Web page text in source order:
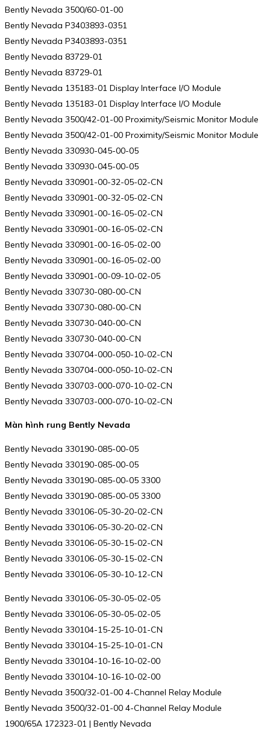
Bently Nevada 3500/60-01-00
Bently Nevada P3403893-0351
Bently Nevada P3403893-0351
Bently Nevada 83729-01
Bently Nevada 83729-01
Bently Nevada 135183-01 Display Interface I/O Module
Bently Nevada 135183-01 Display Interface I/O Module
Bently Nevada 3500/42-01-00 Proximity/Seismic Monitor Module
Bently Nevada 3500/42-01-00 Proximity/Seismic Monitor Module
Bently Nevada 330930-045-00-05
Bently Nevada 330930-045-00-05
Bently Nevada 330901-00-32-05-02-CN
Bently Nevada 330901-00-32-05-02-CN
Bently Nevada 330901-00-16-05-02-CN
Bently Nevada 330901-00-16-05-02-CN
Bently Nevada 330901-00-16-05-02-00
Bently Nevada 330901-00-16-05-02-00
Bently Nevada 330901-00-09-10-02-05
Bently Nevada 330730-080-00-CN
Bently Nevada 330730-080-00-CN
Bently Nevada 330730-040-00-CN
Bently Nevada 330730-040-00-CN
Bently Nevada 330704-000-050-10-02-CN
Bently Nevada 330704-000-050-10-02-CN
Bently Nevada 330703-000-070-10-02-CN
Bently Nevada 330703-000-070-10-02-CN
Màn hình rung Bently Nevada
Bently Nevada 330190-085-00-05
Bently Nevada 330190-085-00-05
Bently Nevada 330190-085-00-05 3300
Bently Nevada 330190-085-00-05 3300
Bently Nevada 330106-05-30-20-02-CN
Bently Nevada 330106-05-30-20-02-CN
Bently Nevada 330106-05-30-15-02-CN
Bently Nevada 330106-05-30-15-02-CN
Bently Nevada 330106-05-30-10-12-CN
Bently Nevada 330106-05-30-05-02-05
Bently Nevada 330106-05-30-05-02-05
Bently Nevada 330104-15-25-10-01-CN
Bently Nevada 330104-15-25-10-01-CN
Bently Nevada 330104-10-16-10-02-00
Bently Nevada 330104-10-16-10-02-00
Bently Nevada 3500/32-01-00 4-Channel Relay Module
Bently Nevada 3500/32-01-00 4-Channel Relay Module
1900/65A 172323-01 | Bently Nevada